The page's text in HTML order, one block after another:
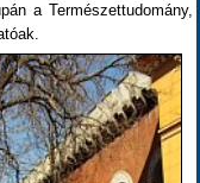
a Természettudomány,